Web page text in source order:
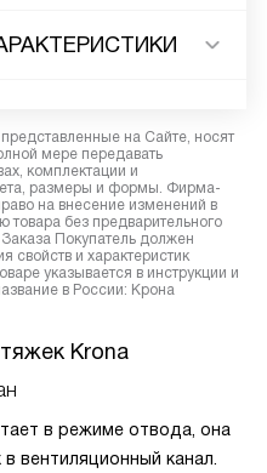
на Сайте, носят
мере передавать
комплектации и
размеры и формы. Фирма-
на внесение изменений в
товара без предварительного
Покупатель должен
свойств и характеристик
указывается в инструкции и
в России: Крона
Krona
в режиме отвода, она
вентиляционный канал.